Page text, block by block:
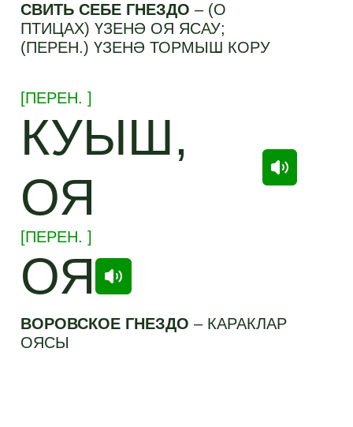
СВИТЬ СЕБЕ ГНЕЗДО– (О
ПТИЦАХ) ҮЗЕНӘ ОЯ ЯСАУ;
(ПЕРЕН.) ҮЗЕНӘ ТОРМЫШ КОРУ
[ПЕРЕН. ]
КУЫШ,
ОЯ
[ПЕРЕН. ]
ОЯ
ВОРОВСКОЕ ГНЕЗДО– КАРАКЛАР
ОЯСЫ